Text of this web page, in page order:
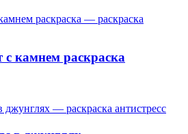
камнем раскраска